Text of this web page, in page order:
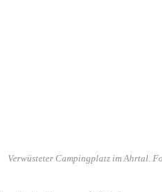
Verwüsteter Campingplatz im Ahrtal.